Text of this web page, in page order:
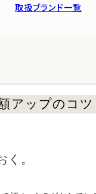
取扱ブランド一覧
アップのコツ
く。